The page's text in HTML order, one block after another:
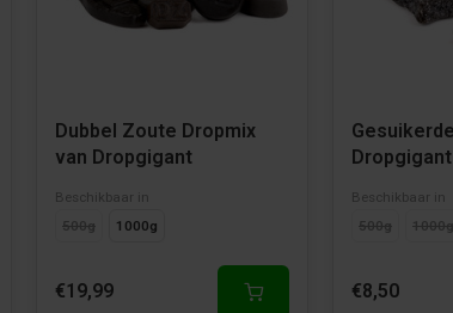
Dubbel Zoute Dropmix
van Dropgigant
Beschikbaar in
500g
1000g
€19,99
Dropgigant
Beschikbaar in
500g
1000g
€8,50